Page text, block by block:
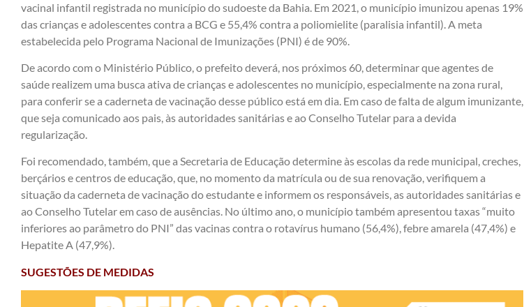
vacinal infantil registrada no município do sudoeste da Bahia. Em 2021, o município imunizou apenas 19%
das crianças e adolescentes contra a BCG e 55,4% contra a poliomielite (paralisia infantil). A meta
estabelecida pelo Programa Nacional de Imunizações (PNI) é de 90%.
De acordo com o Ministério Público, o prefeito deverá, nos próximos 60, determinar que agentes de
saúde realizem uma busca ativa de crianças e adolescentes no município, especialmente na zona rural,
para conferir se a caderneta de vacinação desse público está em dia. Em caso de falta de algum imunizante,
que seja comunicado aos pais, às autoridades sanitárias e ao Conselho Tutelar para a devida
regularização.
Foi recomendado, também, que a Secretaria de Educação determine às escolas da rede municipal, creches,
berçários e centros de educação, que, no momento da matrícula ou de sua renovação, verifiquem a
situação da caderneta de vacinação do estudante e informem os responsáveis, as autoridades sanitárias e
ao Conselho Tutelar em caso de ausências. No último ano, o município também apresentou taxas “muito
inferiores ao parâmetro do PNI” das vacinas contra o rotavírus humano (56,4%), febre amarela (47,4%) e
Hepatite A (47,9%).
SUGESTÕES DE MEDIDAS